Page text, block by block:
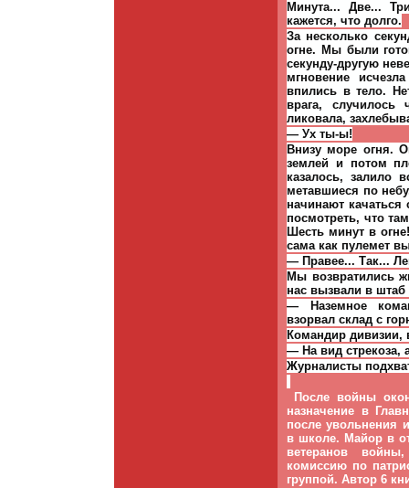
Минута... Две...
кажется, что долго.
За несколько
огне. Мы были
секунду-другую
мгновение
впились в тело.
врага, случилось
ликовала,
— Ух ты-ы!
Внизу море огня.
землей и потом
казалось, залило
метавшиеся по
начинают
посмотреть, что
Шесть минут в
сама как пулемет
— Правее... Так...
Мы возвратились
нас вызвали в
— Наземное
взорвал склад с
Командир дивизии,
— На вид стрекоза,
Журналисты
После войны
назначение в
после увольнения
в школе. Майор в
ветеранов
комиссию по
группой. Автор 6